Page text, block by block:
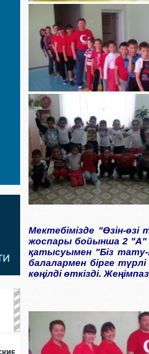
Мектебімізде "Өзін-
жоспары бойынша 2 "А"
қатысуымен "Біз
балалармен бірге
көңілді өткізді.